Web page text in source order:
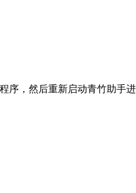
，然后重新启动青竹助手进